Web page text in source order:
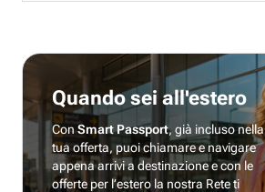
Quando sei all'estero
ConSmart Passport, già incluso nella
tua offerta, puoi chiamare e navigare
appena arrivi a destinazione e con le
offerte per l’estero la nostra Rete ti